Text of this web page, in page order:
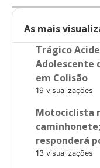
As mais
Trágico
Adolescente
em Colisão
19 visualizações
Motociclista
responderá
13 visualizações